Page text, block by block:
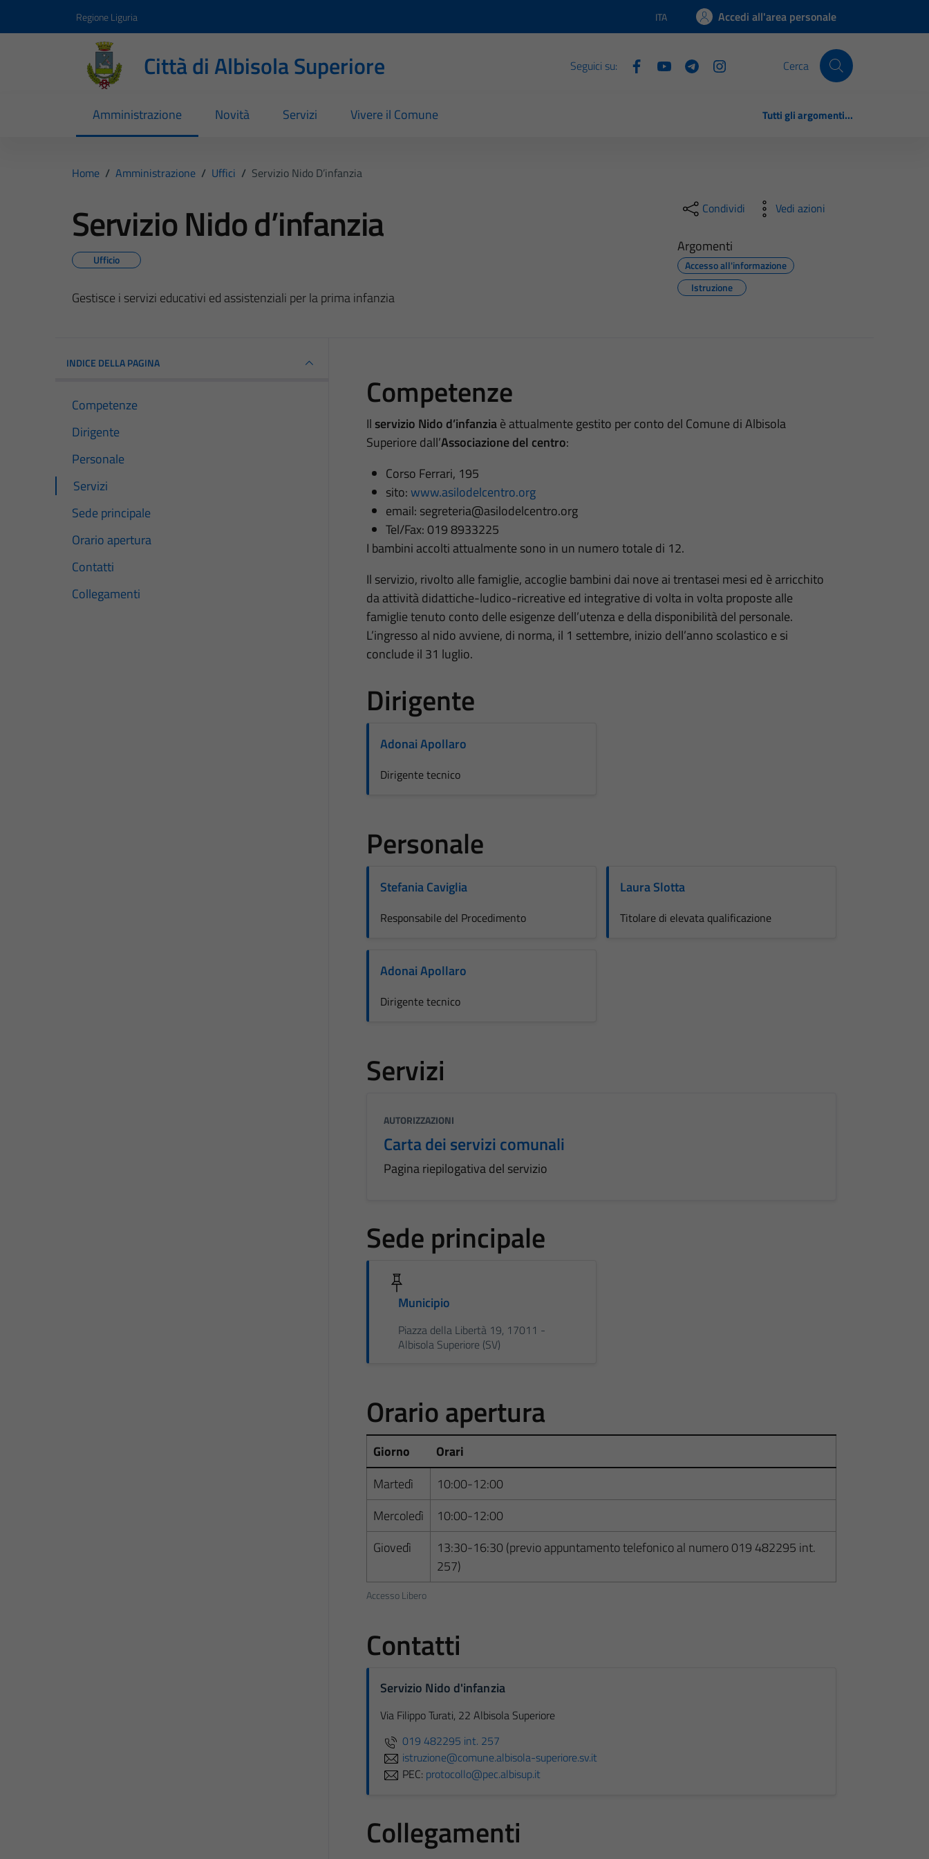
Regione Liguria Lingua attiva:
ITA Accedi all'area personale
Città di Albisola Superiore Seguici su: Cerca
Amministrazione Novità Servizi Vivere il Comune Tutti gli argomenti...
Home / Amministrazione / Uffici / Servizio Nido D’infanzia
Servizio Nido d’infanzia
Ufficio
Gestisce i servizi educativi ed assistenziali per la prima infanzia
Condividi Vedi azioni
Argomenti
Accesso all'informazione
Istruzione
INDICE DELLA PAGINA
Competenze
Dirigente
Personale
Servizi
Sede principale
Orario apertura
Contatti
Collegamenti
Competenze
Il servizio Nido d’infanziaè attualmente gestito per conto del Comune di Albisola
Superiore dall’Associazione del centro:
Corso Ferrari, 195
sito:www.asilodelcentro.org
email: segreteria@asilodelcentro.org
Tel/Fax: 019 8933225
I bambini accolti attualmente sono in un numero totale di 12.
Il servizio, rivolto alle famiglie, accoglie bambini dai nove ai trentasei mesi ed è arricchito
da attività didattiche-ludico-ricreative ed integrative di volta in volta proposte alle
famiglie tenuto conto delle esigenze dell’utenza e della disponibilità del personale.
L’ingresso al nido avviene, di norma, il 1 settembre, inizio dell’anno scolastico e si
conclude il 31 luglio.
Dirigente
Adonai Apollaro
Dirigente tecnico
Personale
Stefania Caviglia
Responsabile del Procedimento
Laura Slotta
Titolare di elevata qualificazione
Adonai Apollaro
Dirigente tecnico
Servizi
AUTORIZZAZIONI
Carta dei servizi comunali
Pagina riepilogativa del servizio
Sede principale
Municipio
Piazza della Libertà 19, 17011 -
Albisola Superiore (SV)
Orario apertura
Accesso Libero
Giorno
Orari
Martedì
10:00-12:00
Mercoledì
10:00-12:00
Giovedì
13:30-16:30 (previo appuntamento telefonico al numero 019 482295 int.
257)
Contatti
Servizio Nido d'infanzia
Via Filippo Turati, 22 Albisola Superiore
019 482295 int. 257
istruzione@comune.albisola-superiore.sv.it
PEC: protocollo@pec.albisup.it
Collegamenti